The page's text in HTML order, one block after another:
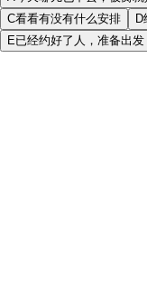
C看看有没有什么安排 D
E已经约好了人，准备出发